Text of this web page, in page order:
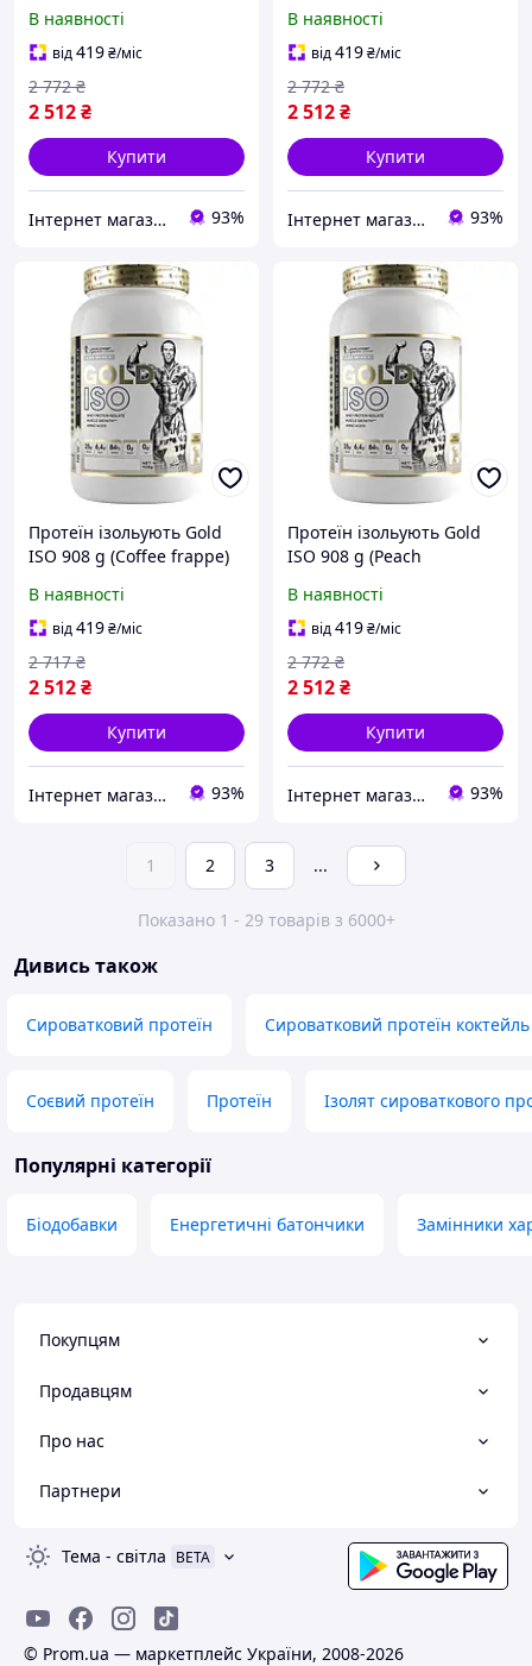
В наявності
від419₴/міс
2 512₴
2 772 ₴
Купити
Інтернет магазин CONOR.COM.UA 93%
В наявності
від419₴/міс
2 512₴
2 772 ₴
Купити
Інтернет магазин CONOR.COM.UA 93%
Протеїн ізольують Gold
ISO 908 g (Coffee frappe)
В наявності
від419₴/міс
2 512₴
2 717 ₴
Купити
Інтернет магазин CONOR.COM.UA 93%
Протеїн ізольують Gold
ISO 908 g (Peach
В наявності
від419₴/міс
2 512₴
2 772 ₴
Купити
Інтернет магазин CONOR.COM.UA 93%
1 2 3 ...
Показано 1 - 29 товарів з 6000+
Дивись також
Сироватковий протеїн Сироватковий протеїн коктейль
Соєвий протеїн Протеїн Ізолят сироваткового
Популярні категорії
Біодобавки Енергетичні батончики Замінники
Покупцям
Продавцям
Про нас
Партнери
Тема - світла BETA
© Prom.ua — маркетплейс України, 2008-2026